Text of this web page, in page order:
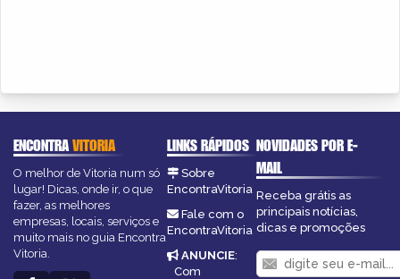
ENCONTRAVITORIA
O melhor de Vitoria num só
lugar! Dicas, onde ir, o que
fazer, as melhores
empresas, locais, serviços e
muito mais no guia Encontra
Vitoria.
LINKS RÁPIDOS
Sobre
EncontraVitoria
Fale com o
EncontraVitoria
ANUNCIE:
Com
NOVIDADES POR E-
MAIL
Receba grátis as
principais notícias,
dicas e promoções